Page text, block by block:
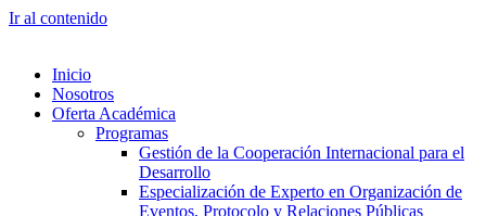
Ir al contenido
Inicio
Nosotros
Oferta Académica
Programas
Gestión de la Cooperación Internacional para el
Desarrollo
Especialización de Experto en Organización de
Eventos, Protocolo y Relaciones Públicas